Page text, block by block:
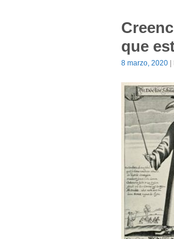
que
8 marzo, 2020